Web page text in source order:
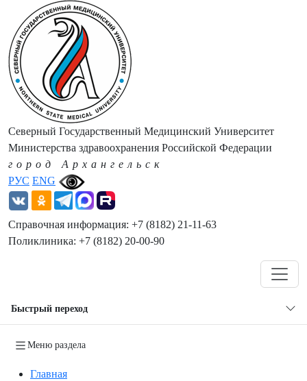
РУС ENG
Северный Государственный Медицинский Университет
Министерства здравоохранения Российской Федерации
город Архангельск
Справочная информация: +7 (8182) 21-11-63
Поликлиника: +7 (8182) 20-00-90
Быстрый переход
Меню раздела
Главная